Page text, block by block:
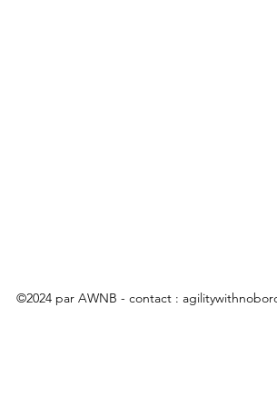
©2024 par AWNB - contact :